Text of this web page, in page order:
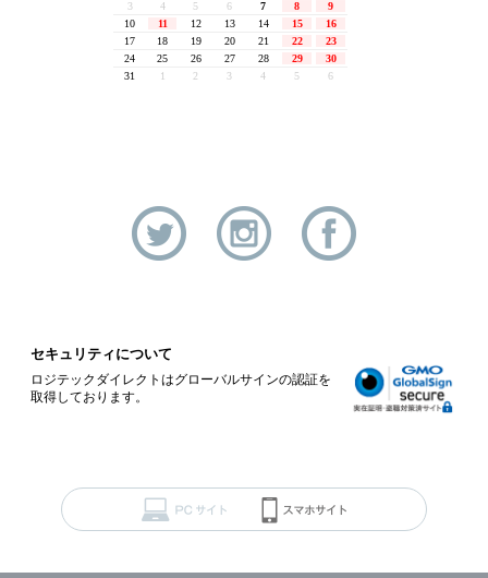
セキュリティについて
ロジテックダイレクトはグローバルサインの認証を
取得しております。